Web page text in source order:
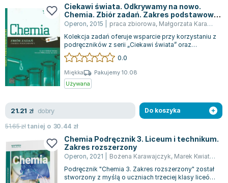
Maciej Orłoś
Katarzyna Miller
Antoine de Saint Exupery
Lew Tołstoj
Mark Twain
Marcin Meller
ks. Piotr Pawlukiewicz
Jarosław Sokołowski
Piotr Latocha
Michael Scott
Piotr Semka
Jarosław Iwaszkiewicz
Ciekawi świata. Odkrywamy na nowo.
Chemia. Zbiór zadań. Zakres podstawowy.
Klasa 1-3. Szkoła ponadgimnazjalna
Operon, 2015 praca zbiorowa, Małgorzata Karawajczyk
Kolekcja zadań oferuje wsparcie przy korzystaniu z
podręczników z serii „Ciekawi świata” oraz
„Odkrywamy na nowo”.
0.0
Miękka
Pakujemy 10.08
Używana
21.21 zł dobry
51.65złtaniej o 30.44 zł
Do koszyka
Chemia Podręcznik 3. Liceum i technikum.
Zakres rozszerzony
Operon, 2021 Bożena Karawajczyk, Marek Kwiatkowski
Podręcznik "Chemia 3. Zakres rozszerzony" został
stworzony z myślą o uczniach trzeciej klasy liceów